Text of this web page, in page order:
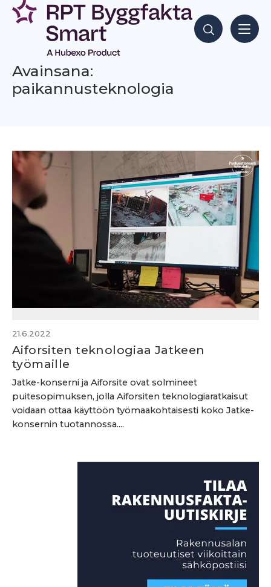
Siirry
sisältöön
Hae sisältöjä
Avainsana:
paikannusteknologia
21.6.2022
Aiforsiten teknologiaa Jatkeen
työmaille
Jatke-konserni ja Aiforsite ovat solmineet
puitesopimuksen, jolla Aiforsiten teknologiaratkaisut
voidaan ottaa käyttöön työmaakohtaisesti koko Jatke-
konsernin tuotannossa....